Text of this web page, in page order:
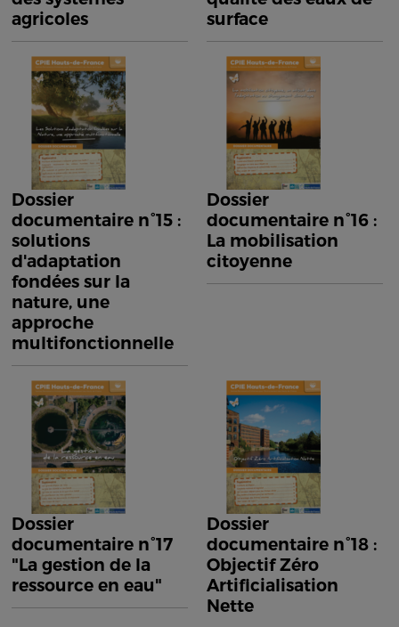
agricoles
surface
Dossier
documentaire n°15 :
solutions
d'adaptation
fondées sur la
nature, une
approche
multifonctionnelle
Dossier
documentaire n°16 :
La mobilisation
citoyenne
Dossier
documentaire n°17
"La gestion de la
ressource en eau"
Dossier
documentaire n°18 :
Objectif Zéro
Artificialisation
Nette